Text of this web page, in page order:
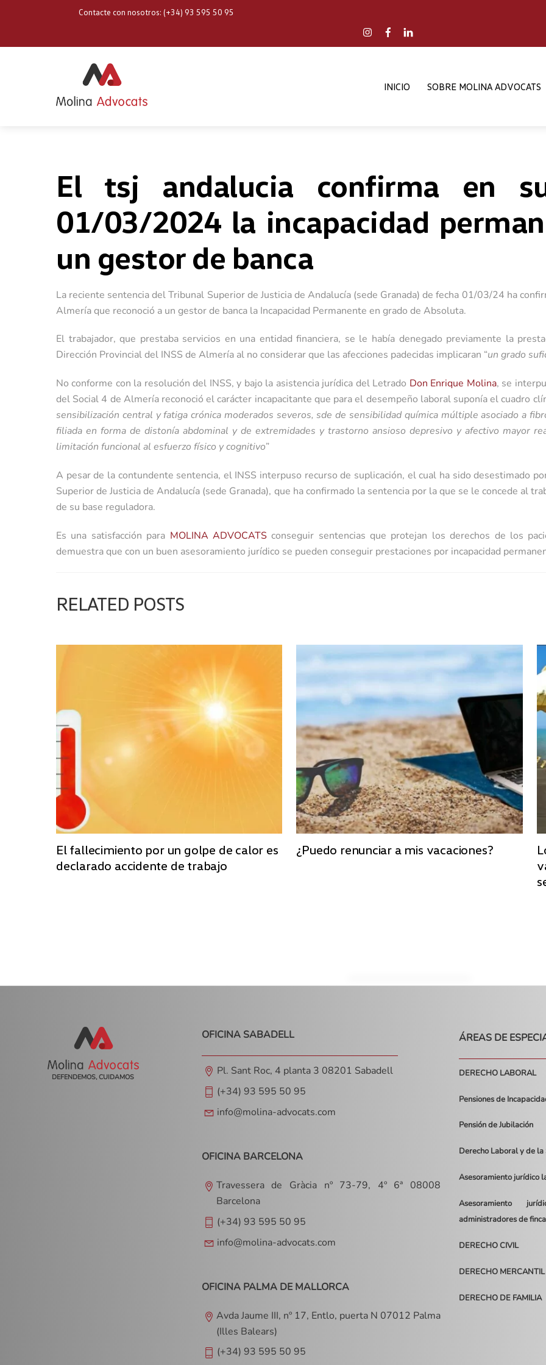
Contacte con nosotros: (+34) 93 595 50 95
InstagramFacebook
INICIO SOBRE MOLINA ADVOCATS
El tsj andalucia confirma en
01/03/2024 la incapacidad
un gestor de banca
La reciente sentencia del Tribunal Superior de Justicia de Andalucía (sede Granada) de fecha 01/03/24 ha
Almería que reconoció a un gestor de banca la Incapacidad Permanente en grado de Absoluta.
El trabajador, que prestaba servicios en una entidad financiera, se le había denegado previamente la
Dirección Provincial del INSS de Almería al no considerar que las afecciones padecidas implicaran “un grado
No conforme con la resolución del INSS, y bajo la asistencia jurídica del Letrado Don Enrique Molina, se
del Social 4 de Almería reconoció el carácter incapacitante que para el desempeño laboral suponía el cuadro
sensibilización central y fatiga crónica moderados severos, sde de sensibilidad química múltiple asociado a
filiada en forma de distonía abdominal y de extremidades y trastorno ansioso depresivo y afectivo mayor
limitación funcional al esfuerzo físico y cognitivo”
A pesar de la contundente sentencia, el INSS interpuso recurso de suplicación, el cual ha sido desestimado
Superior de Justicia de Andalucía (sede Granada), que ha confirmado la sentencia por la que se le concede al
de su base reguladora.
Es una satisfacción para MOLINA ADVOCATSconseguir sentencias que protejan los derechos de los
demuestra que con un buen asesoramiento jurídico se pueden conseguir prestaciones por incapacidad
RELATED POSTS
El fallecimiento por un golpe de calor es
declarado accidente de trabajo
¿Puedo renunciar a mis vacaciones?
DEFENDEMOS, CUIDAMOS
OFICINA SABADELL
Pl. Sant Roc, 4 planta 3 08201 Sabadell
(+34) 93 595 50 95
info@molina-advocats.com
OFICINA BARCELONA
Travessera de Gràcia nº 73-79, 4º 6ª 08008
Barcelona
(+34) 93 595 50 95
info@molina-advocats.com
OFICINA PALMA DE MALLORCA
Avda Jaume III, nº 17, Entlo, puerta N 07012 Palma
(Illes Balears)
(+34) 93 595 50 95
ÁREAS DE
DERECHO LABORAL
Pensiones de
Pensión de Jubilación
Derecho Laboral y de
Asesoramiento jurídico
Asesoramiento
administradores de
DERECHO CIVIL
DERECHO MERCANTIL
DERECHO DE FAMILIA